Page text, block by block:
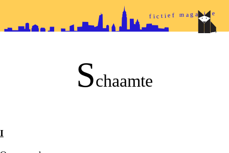
fictief magazine
Schaamte
I